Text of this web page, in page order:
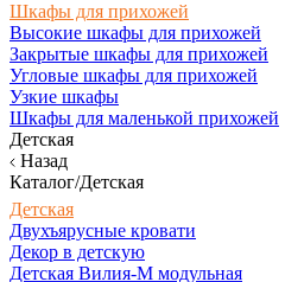
Шкафы для прихожей
Высокие шкафы для прихожей
Закрытые шкафы для прихожей
Угловые шкафы для прихожей
Узкие шкафы
Шкафы для маленькой прихожей
Детская
Назад
Каталог/Детская
Детская
Двухъярусные кровати
Декор в детскую
Детская Вилия-М модульная